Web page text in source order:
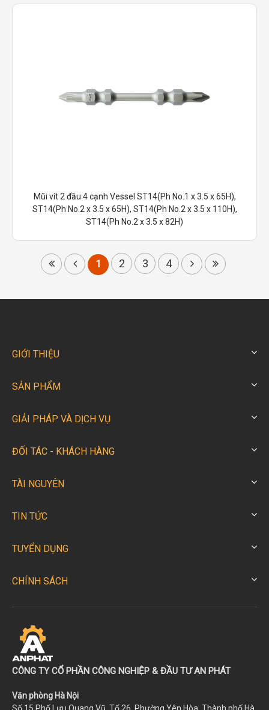
Mũi vít 2 đầu 4 cạnh Vessel ST14(Ph No.1 x 3.5 x 65H),
ST14(Ph No.2 x 3.5 x 65H), ST14(Ph No.2 x 3.5 x 110H),
ST14(Ph No.2 x 3.5 x 82H)
1 2 3 4
GIỚI THIỆU
SẢN PHẨM
GIẢI PHÁP VÀ DỊCH VỤ
ĐỐI TÁC - KHÁCH HÀNG
TÀI NGUYÊN
TIN TỨC
TUYỂN DỤNG
CHÍNH SÁCH
CÔNG TY CỔ PHẦN CÔNG NGHIỆP & ĐẦU TƯ AN PHÁT
Văn phòng Hà Nội
Số 15 Phố Lưu Quang Vũ, Tổ 26, Phường Yên Hòa, Thành phố Hà